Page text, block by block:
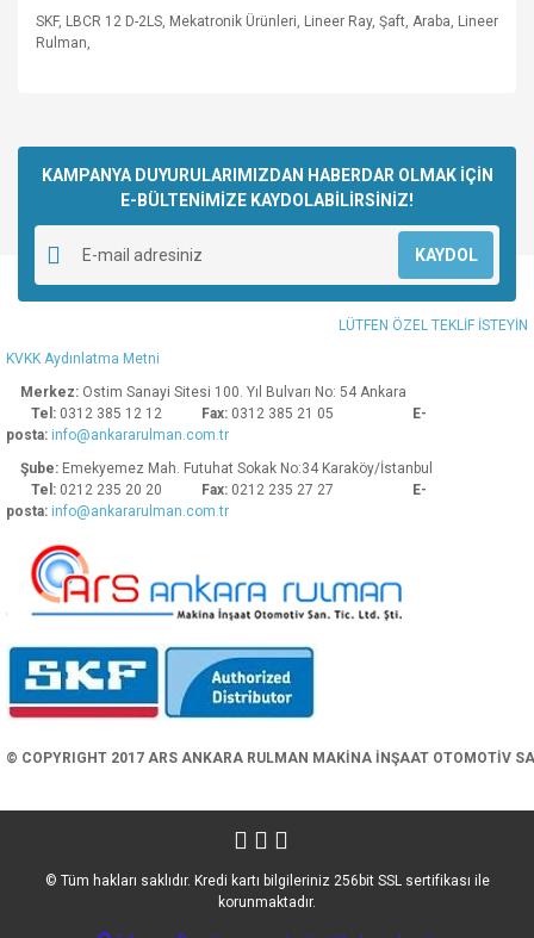
SKF, LBCR 12 D-2LS, Mekatronik Ürünleri, Lineer Ray, Şaft, Araba, Lineer
Rulman,
Yorum Yaz
kullanarak tarafımıza iletebilirsiniz.
Görüş ve önerileriniz için teşekkür ederiz.
Ürün resmi kalitesiz, bozuk veya görüntülenemiyor.
Ürün açıklamasında eksik bilgiler bulunuyor.
Ürün bilgilerinde hatalar bulunuyor.
Ürün fiyatı diğer sitelerden daha pahalı.
Bu ürüne benzer farklı alternatifler olmalı.
KAMPANYA DUYURULARIMIZDAN HABERDAR OLMAK İÇİN
E-BÜLTENİMİZE KAYDOLABİLİRSİNİZ!
KAYDOL
LÜTFEN ÖZEL TEKLİF İSTEYİN
KVKK Aydınlatma Metni
Merkez: Ostim Sanayi Sitesi 100. Yıl Bulvarı No: 54 Ankara
Tel: 0312 385 12 12 Fax: 0312 385 21 05
E-
posta: info@ankararulman.com.tr
Şube: Emekyemez Mah. Futuhat Sokak No:34 Karaköy/İstanbul
Tel: 0212 235 20 20 Fax: 0212 235 27 27
E-
posta: info@ankararulman.com.tr
© COPYRIGHT 2017 ARS ANKARA RULMAN MAKİNA İNŞAAT OTOMOTİV
© Tüm hakları saklıdır. Kredi kartı bilgileriniz 256bit SSL sertifikası ile
korunmaktadır.